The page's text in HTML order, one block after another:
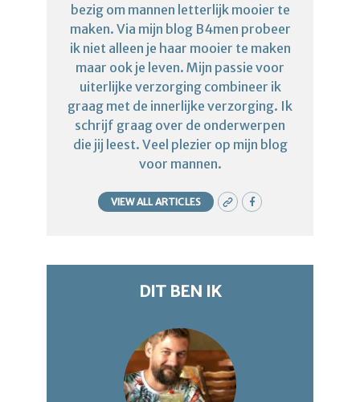
bezig om mannen letterlijk mooier te
maken. Via mijn blog B4men probeer
ik niet alleen je haar mooier te maken
maar ook je leven. Mijn passie voor
uiterlijke verzorging combineer ik
graag met de innerlijke verzorging. Ik
schrijf graag over de onderwerpen
die jij leest. Veel plezier op mijn blog
voor mannen.
VIEW ALL ARTICLES
DIT BEN IK